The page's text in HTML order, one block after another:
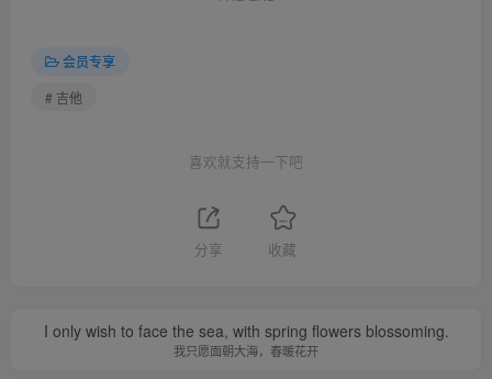
会员专享
# 吉他
喜欢就支持一下吧
分享 收藏
I only wish to face the sea, with spring flowers blossoming.
我只愿面朝大海，春暖花开